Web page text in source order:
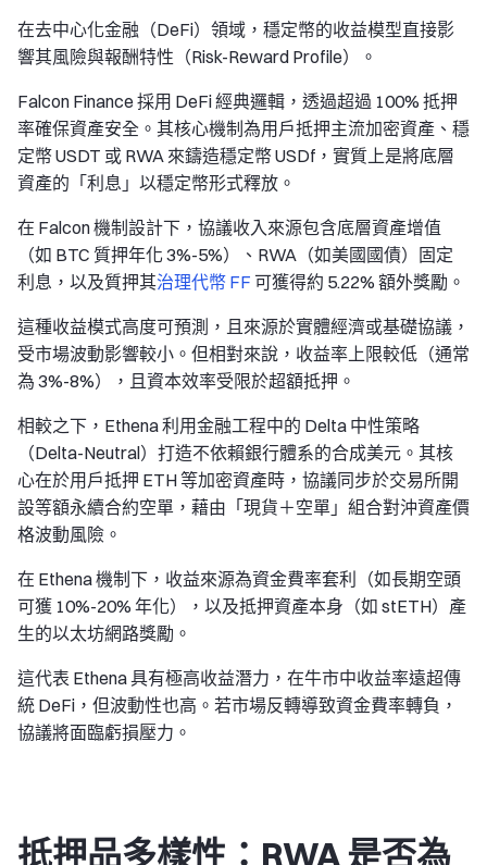
在去中心化金融（DeFi）領域，穩定幣的收益模型直接影
響其風險與報酬特性（Risk-Reward Profile）。
Falcon Finance 採用 DeFi 經典邏輯，透過超過 100% 抵押
率確保資產安全。其核心機制為用戶抵押主流加密資產、穩
定幣 USDT 或 RWA 來鑄造穩定幣 USDf，實質上是將底層
資產的「利息」以穩定幣形式釋放。
在 Falcon 機制設計下，協議收入來源包含底層資產增值
（如 BTC 質押年化 3%-5%）、RWA（如美國國債）固定
利息，以及質押其治理代幣 FF 可獲得約 5.22% 額外獎勵。
這種收益模式高度可預測，且來源於實體經濟或基礎協議，
受市場波動影響較小。但相對來說，收益率上限較低（通常
為 3%-8%），且資本效率受限於超額抵押。
相較之下，Ethena 利用金融工程中的 Delta 中性策略
（Delta-Neutral）打造不依賴銀行體系的合成美元。其核
心在於用戶抵押 ETH 等加密資產時，協議同步於交易所開
設等額永續合約空單，藉由「現貨＋空單」組合對沖資產價
格波動風險。
在 Ethena 機制下，收益來源為資金費率套利（如長期空頭
可獲 10%-20% 年化），以及抵押資產本身（如 stETH）產
生的以太坊網路獎勵。
這代表 Ethena 具有極高收益潛力，在牛市中收益率遠超傳
統 DeFi，但波動性也高。若市場反轉導致資金費率轉負，
協議將面臨虧損壓力。
抵押品多樣性：RWA 是否為